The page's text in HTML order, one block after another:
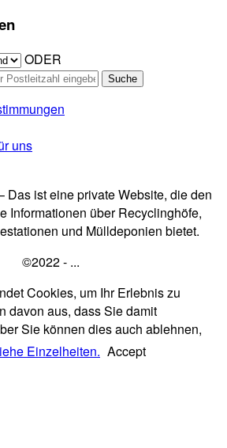
ODER
uns
Das ist eine private Website, die den
Informationen über Recyclinghöfe,
und Mülldeponien bietet.
©2022 - ...
Cookies, um Ihr Erlebnis zu
davon aus, dass Sie damit
Sie können dies auch ablehnen,
Einzelheiten. Accept